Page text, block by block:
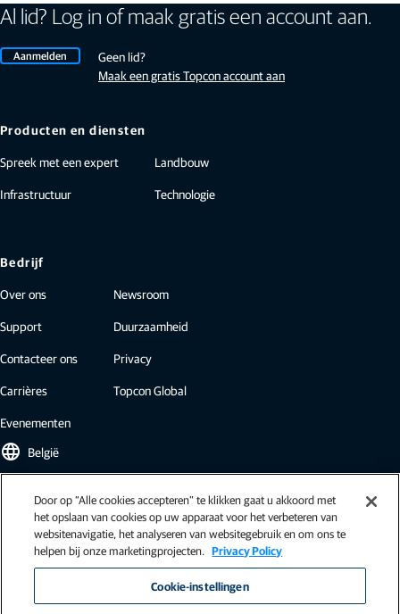
Al lid? Log in of maak gratis een account aan.
Aanmelden
Geen lid?
Maak een gratis Topcon account aan
Producten en diensten
Spreek met een expert
Infrastructuur
Landbouw
Technologie
Bedrijf
Over ons
Support
Contacteer ons
Carrières
Evenementen
Newsroom
Duurzaamheid
Privacy
Topcon Global
language België
Topcon nieuwsbrief
Onze nieuwsbrieven bevatten het laatste nieuws van Topcon: case
studies, inzichten in de sector, persberichten en meer.
Door op “Alle cookies accepteren” te klikken gaat u akkoord met
het opslaan van cookies op uw apparaat voor het verbeteren van
websitenavigatie, het analyseren van websitegebruik en om ons te
helpen bij onze marketingprojecten. Privacy Policy
Cookie-instellingen